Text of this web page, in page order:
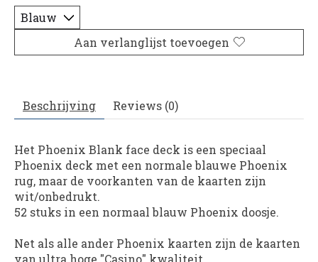
Aan verlanglijst toevoegen
Beschrijving Reviews (0)
Het Phoenix Blank face deck is een speciaal
Phoenix deck met een normale blauwe Phoenix
rug, maar de voorkanten van de kaarten zijn
wit/onbedrukt.
52 stuks in een normaal blauw Phoenix doosje.
Net als alle ander Phoenix kaarten zijn de kaarten
van ultra hoge "Casino" kwaliteit.